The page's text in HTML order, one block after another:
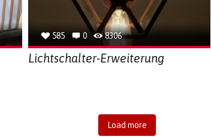
585 0 8306
Lichtschalter-Erweiterung
Load more